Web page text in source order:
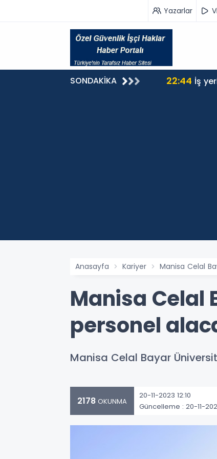
Yazarlar
SONDAKİKA 22:44 İş
Anasayfa Kariyer Manisa Celal
Manisa Celal
personel
Manisa Celal Bayar
2178 OKUNMA
20-11-2023 12:10
Güncelleme : 20-11-